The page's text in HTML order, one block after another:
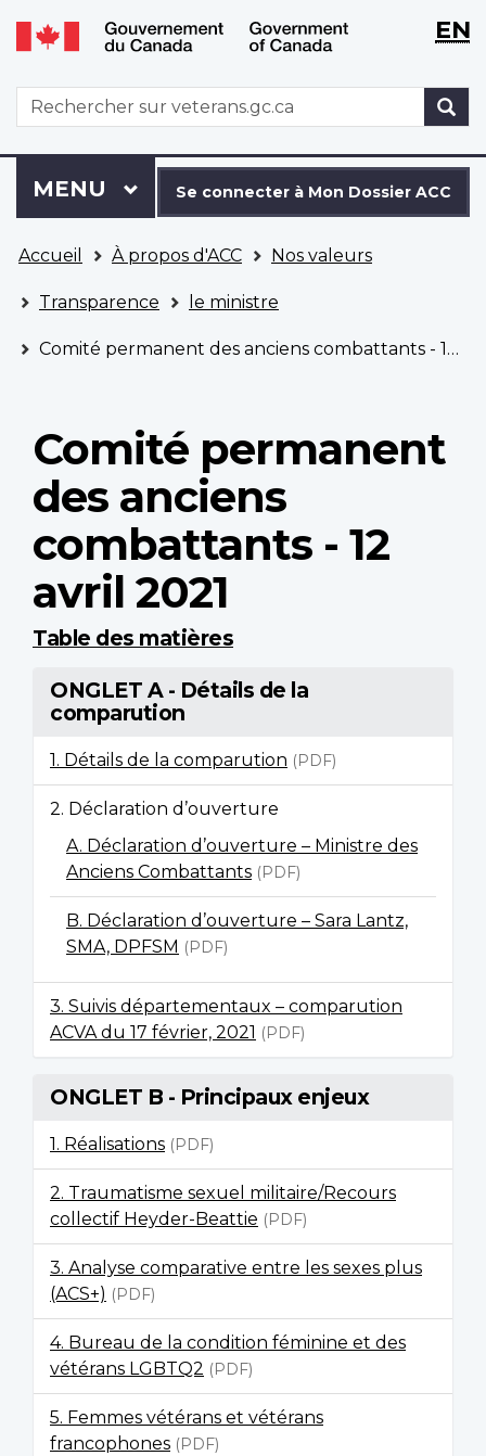
Aller
au
principal
Passer
à
version
HTML
simplifiée
WxT
WxTEN
WxT
Search
form
connecter
à
Dossier
ACC
Se connecter à Mon Dossier ACC
Menu
MENU PRINCIPAL
êtes
ici
Accueil À propos d'ACC Nos valeurs
Transparence le ministre
Comité permanent des anciens combattants - 12 avril 2021
Comité permanent
des anciens
combattants - 12
avril 2021
Table des matières
ONGLET A - Détails de la
comparution
1. Détails de la comparution (PDF)
2. Déclaration d’ouverture
A. Déclaration d’ouverture – Ministre des
Anciens Combattants (PDF)
B. Déclaration d’ouverture – Sara Lantz,
SMA, DPFSM (PDF)
3. Suivis départementaux – comparution
ACVA du 17 février, 2021 (PDF)
ONGLET B - Principaux enjeux
1. Réalisations (PDF)
2. Traumatisme sexuel militaire/Recours
collectif Heyder-Beattie (PDF)
3. Analyse comparative entre les sexes plus
(ACS+) (PDF)
4. Bureau de la condition féminine et des
vétérans LGBTQ2 (PDF)
5. Femmes vétérans et vétérans
francophones (PDF)